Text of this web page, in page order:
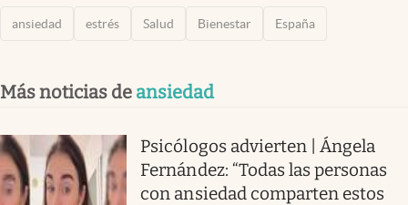
ansiedad estrés Salud Bienestar España
Más noticias de ansiedad
Psicólogos advierten | Ángela
Fernández: “Todas las personas
con ansiedad comparten estos